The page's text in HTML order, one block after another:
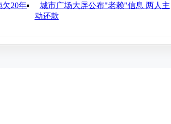
20年
城市广场大屏公布"老赖"信息 两人主
动还款